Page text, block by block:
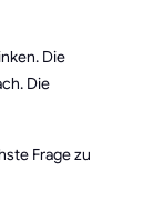
Die
Die
Frage zu